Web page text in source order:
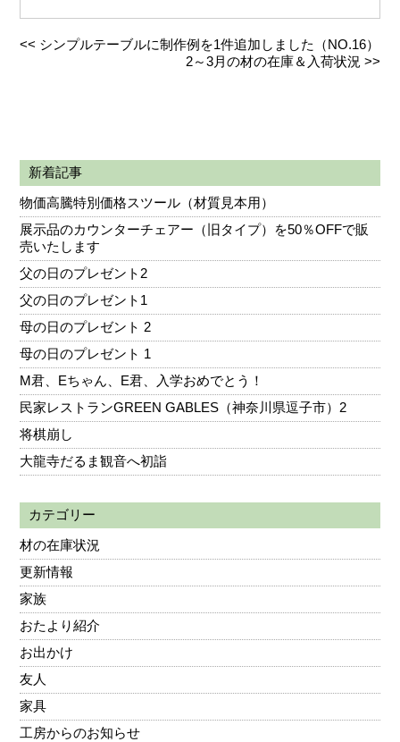
<< シンプルテーブルに制作例を1件追加しました（NO.16）
2～3月の材の在庫＆入荷状況 >>
新着記事
物価高騰特別価格スツール（材質見本用）
展示品のカウンターチェアー（旧タイプ）を50％OFFで販
売いたします
父の日のプレゼント2
父の日のプレゼント1
母の日のプレゼント 2
母の日のプレゼント 1
M君、Eちゃん、E君、入学おめでとう！
民家レストランGREEN GABLES（神奈川県逗子市）2
将棋崩し
大龍寺だるま観音へ初詣
カテゴリー
材の在庫状況
更新情報
家族
おたより紹介
お出かけ
友人
家具
工房からのお知らせ